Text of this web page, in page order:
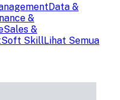
Data &
&
Sales &
Soft SkillLihat Semua